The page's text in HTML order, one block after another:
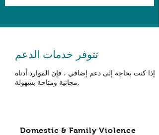
تتوفر خدمات الدعم
إذا كنت بحاجة إلى دعم إضافي ، فإن الموارد أدناه
Domestic & Family Violence